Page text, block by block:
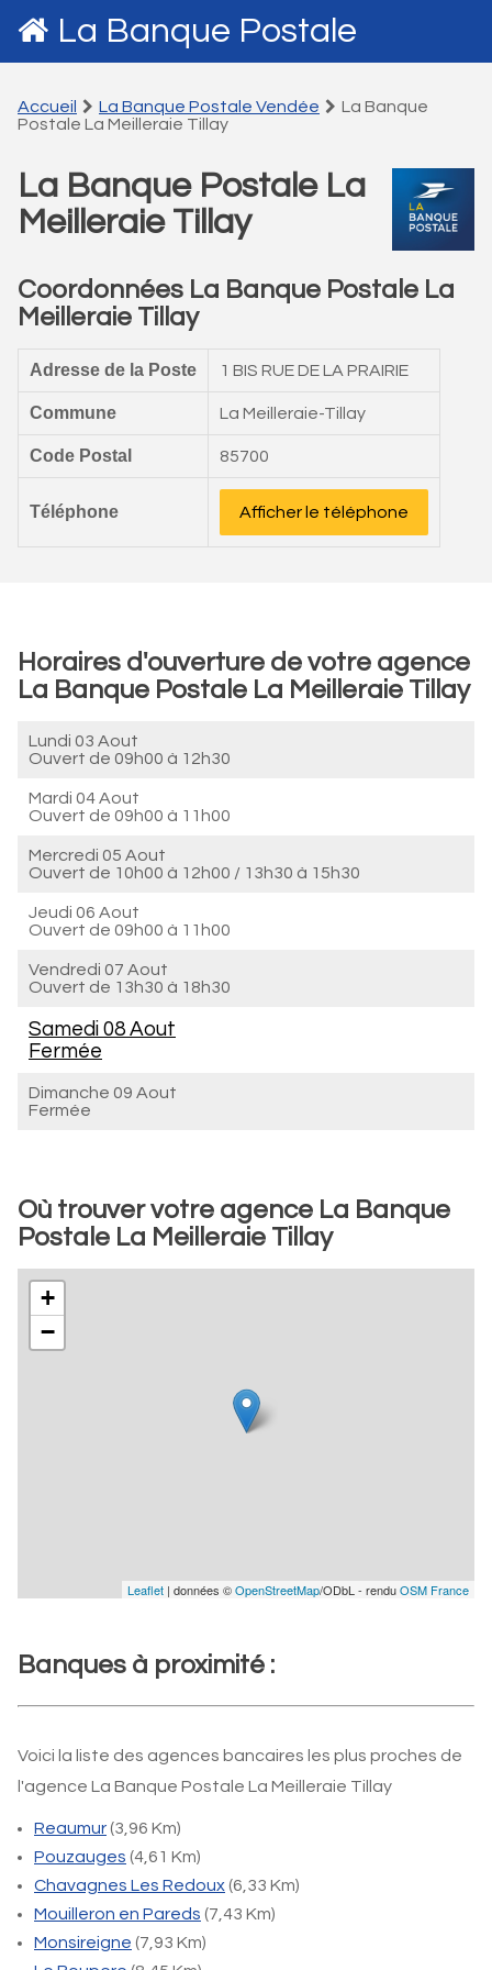
La Banque Postale
Accueil La Banque Postale Vendée
La Banque
Postale La Meilleraie Tillay
La Banque Postale La
Meilleraie Tillay
Coordonnées La Banque Postale La
Meilleraie Tillay
Adresse de la Poste 1 BIS RUE DE LA PRAIRIE
Commune La Meilleraie-Tillay
Code Postal 85700
Téléphone Afficher le téléphone
Horaires d'ouverture de votre agence
La Banque Postale La Meilleraie Tillay
Lundi 03 Aout
Ouvert de 09h00 à 12h30
Mardi 04 Aout
Ouvert de 09h00 à 11h00
Mercredi 05 Aout
Ouvert de 10h00 à 12h00 / 13h30 à 15h30
Jeudi 06 Aout
Ouvert de 09h00 à 11h00
Vendredi 07 Aout
Ouvert de 13h30 à 18h30
Samedi 08 Aout
Fermée
Dimanche 09 Aout
Fermée
Où trouver votre agence La Banque
Postale La Meilleraie Tillay
+
−
Leaflet | données ©OpenStreetMap/ODbL - renduOSM France
Banques à proximité :
Voici la liste des agences bancaires les plus proches de
l'agence La Banque Postale La Meilleraie Tillay
Reaumur(3,96 Km)
Pouzauges (4,61 Km)
Chavagnes Les Redoux(6,33 Km)
Mouilleron en Pareds (7,43 Km)
Monsireigne (7,93 Km)